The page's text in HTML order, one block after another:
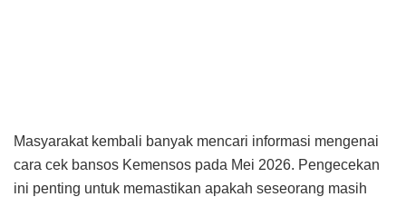
Masyarakat kembali banyak mencari informasi mengenai
cara cek bansos Kemensos pada Mei 2026. Pengecekan
ini penting untuk memastikan apakah seseorang masih